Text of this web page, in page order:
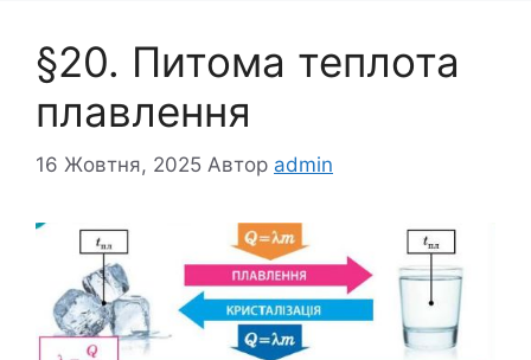
§20. Питома теплота
плавлення
16 Жовтня, 2025 Автор admin